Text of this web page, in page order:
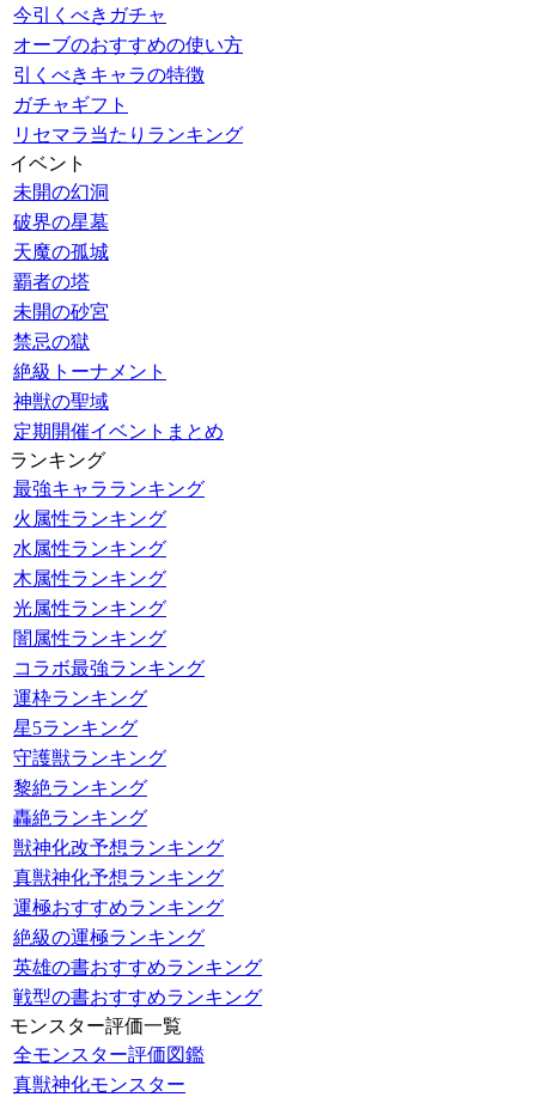
今引くべきガチャ
オーブのおすすめの使い方
引くべきキャラの特徴
ガチャギフト
リセマラ当たりランキング
イベント
未開の幻洞
破界の星墓
天魔の孤城
覇者の塔
未開の砂宮
禁忌の獄
絶級トーナメント
神獣の聖域
定期開催イベントまとめ
ランキング
最強キャラランキング
火属性ランキング
水属性ランキング
木属性ランキング
光属性ランキング
闇属性ランキング
コラボ最強ランキング
運枠ランキング
星5ランキング
守護獣ランキング
黎絶ランキング
轟絶ランキング
獣神化改予想ランキング
真獣神化予想ランキング
運極おすすめランキング
絶級の運極ランキング
英雄の書おすすめランキング
戦型の書おすすめランキング
モンスター評価一覧
全モンスター評価図鑑
真獣神化モンスター